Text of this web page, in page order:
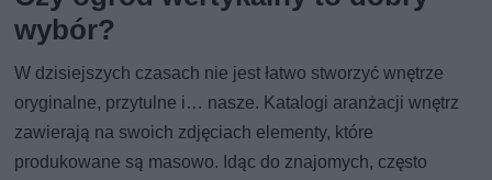
wybór?
W dzisiejszych czasach nie jest łatwo stworzyć wnętrze
oryginalne, przytulne i… nasze. Katalogi aranżacji wnętrz
zawierają na swoich zdjęciach elementy, które
produkowane są masowo. Idąc do znajomych, często